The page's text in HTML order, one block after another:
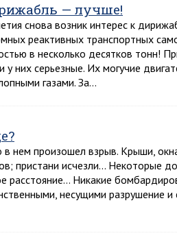
— лучше!
снова возник интерес к
реактивных транспортных
в несколько десятков тонн!
у них серьезные. Их могучие
газами. За…
в нем произошел взрыв. Крыши,
пристани исчезли… Некоторые
расстояние… Никакие
несущими разрушение